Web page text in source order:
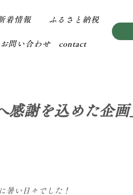
着情報 ふるさと納税
お問い合わせ contact
感謝を込めた企
暑い日々でした！